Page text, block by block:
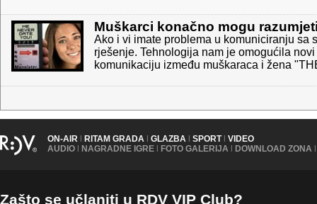
Muškarci konačno mogu
Ako i vi imate problema u komuniciranju sa
rješenje. Tehnologija nam je omogućila
komunikaciju između muškaraca i žena
ON-AIR | RITAM GRADA | GLAZBA | SPORT | VIDEO
AUDIO | NAGRADNE IGRE | FOTO GALERIJA | DOWNLOAD ZONA |
Zašto se učlaniti u RDV VIP Club?